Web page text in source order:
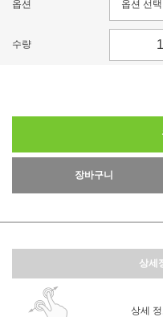
옵션
수량
장바구니
상세
상세